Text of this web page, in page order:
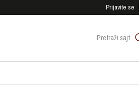
SIGURNO PLAĆANJE PLATNIM KARTICAMA!
Prijavite se
Pretraži sajt